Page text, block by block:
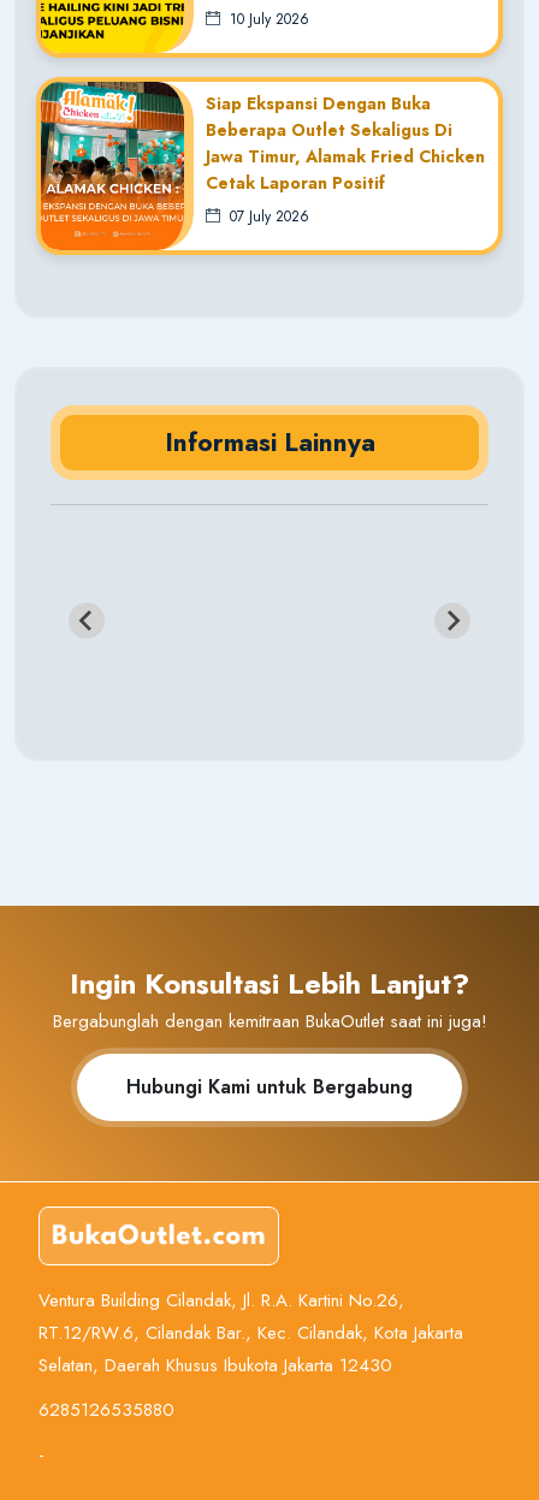
10 July 2026
Siap Ekspansi Dengan Buka
Beberapa Outlet Sekaligus Di
Jawa Timur, Alamak Fried Chicken
Cetak Laporan Positif
07 July 2026
Informasi Lainnya
Ingin Konsultasi Lebih Lanjut?
Bergabunglah dengan kemitraan BukaOutlet saat ini juga!
Hubungi Kami untuk Bergabung
Ventura Building Cilandak, Jl. R.A. Kartini No.26,
RT.12/RW.6, Cilandak Bar., Kec. Cilandak, Kota Jakarta
Selatan, Daerah Khusus Ibukota Jakarta 12430
6285126535880
-